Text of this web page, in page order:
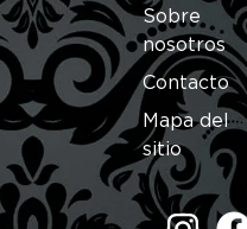
Sobre
nosotros
Contacto
Mapa del
sitio